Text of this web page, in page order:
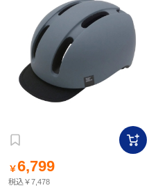
￥6,799
税込￥7,478